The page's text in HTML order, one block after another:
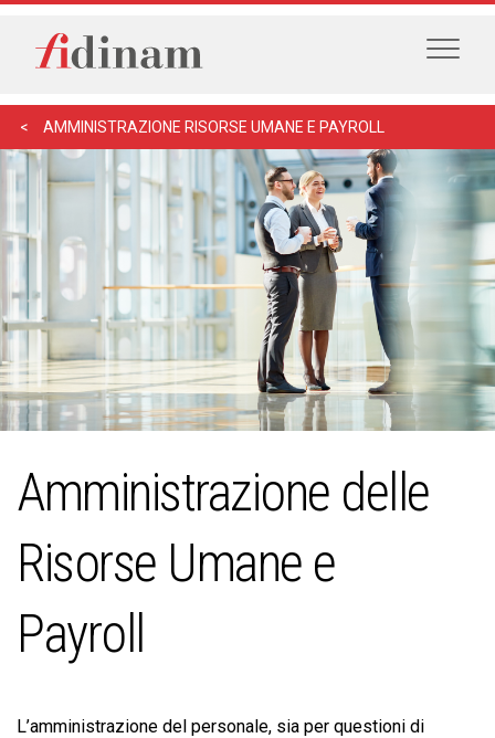
AMMINISTRAZIONE RISORSE UMANE E PAYROLL
Amministrazione delle
Risorse Umane e
Payroll
L’amministrazione del personale, sia per questioni di